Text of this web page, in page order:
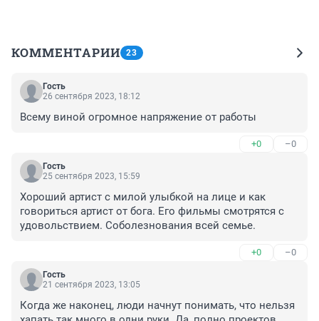
КОММЕНТАРИИ 23
Гость
26 сентября 2023, 18:12
Всему виной огромное напряжение от работы
+0 –0
Гость
25 сентября 2023, 15:59
Хороший артист с милой улыбкой на лице и как
говориться артист от бога. Его фильмы смотрятся с
удовольствием. Соболезнования всей семье.
+0 –0
Гость
21 сентября 2023, 13:05
Когда же наконец, люди начнут понимать, что нельзя